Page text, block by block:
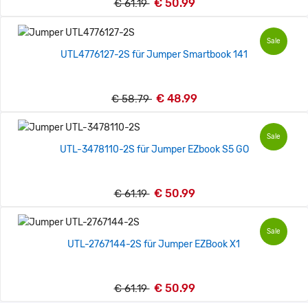
€ 61.19 € 50.99
Sale
UTL4776127-2S für Jumper Smartbook 141
€ 58.79 € 48.99
Sale
UTL-3478110-2S für Jumper EZbook S5 GO
€ 61.19 € 50.99
Sale
UTL-2767144-2S für Jumper EZBook X1
€ 61.19 € 50.99